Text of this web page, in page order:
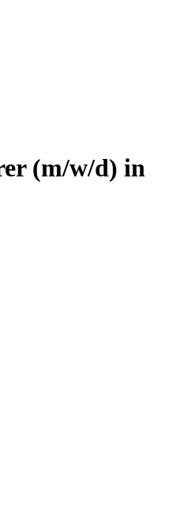
(m/w/d) in